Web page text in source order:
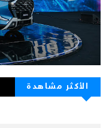
الأكثر مشاهدة